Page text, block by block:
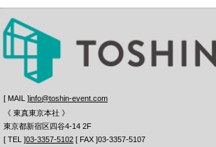
[ MAIL ]info@toshin-event.com
《 東真東京本社 》
東京都新宿区四谷4-14 2F
[ TEL ]03-3357-5102 [ FAX ]03-3357-5107